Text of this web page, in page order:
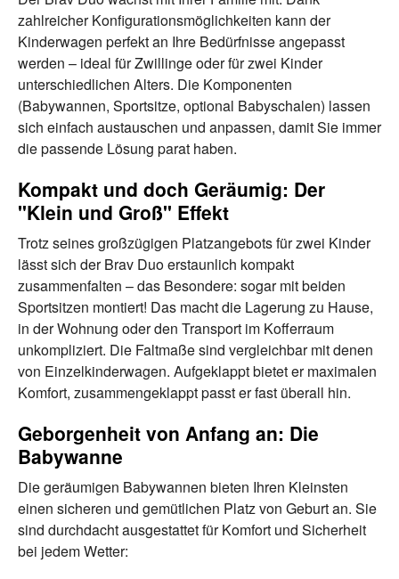
zahlreicher Konfigurationsmöglichkeiten kann der
Kinderwagen perfekt an Ihre Bedürfnisse angepasst
werden – ideal für Zwillinge oder für zwei Kinder
unterschiedlichen Alters. Die Komponenten
(Babywannen, Sportsitze, optional Babyschalen) lassen
sich einfach austauschen und anpassen, damit Sie immer
die passende Lösung parat haben.
Kompakt und doch Geräumig: Der
"Klein und Groß" Effekt
Trotz seines großzügigen Platzangebots für zwei Kinder
lässt sich der Brav Duo erstaunlich kompakt
zusammenfalten – das Besondere: sogar mit beiden
Sportsitzen montiert! Das macht die Lagerung zu Hause,
in der Wohnung oder den Transport im Kofferraum
unkompliziert. Die Faltmaße sind vergleichbar mit denen
von Einzelkinderwagen. Aufgeklappt bietet er maximalen
Komfort, zusammengeklappt passt er fast überall hin.
Geborgenheit von Anfang an: Die
Babywanne
Die geräumigen Babywannen bieten Ihren Kleinsten
einen sicheren und gemütlichen Platz von Geburt an. Sie
sind durchdacht ausgestattet für Komfort und Sicherheit
bei jedem Wetter: